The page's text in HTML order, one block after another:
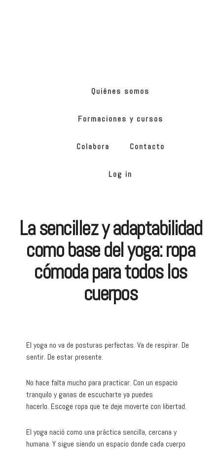
Quiénes somos
Formaciones y cursos
Colabora Contacto
Log in
La sencillez y adaptabilidad
como base del yoga: ropa
cómoda para todos los
cuerpos
El yoga no va de posturas perfectas. Va de respirar. De
sentir. De estar presente.
No hace falta mucho para practicar. Con un espacio
tranquilo y ganas de escucharte ya puedes
hacerlo. Escoge ropa que te deje moverte con libertad.
El yoga nació como una práctica sencilla, cercana y
humana. Y sigue siendo un espacio donde cada cuerpo